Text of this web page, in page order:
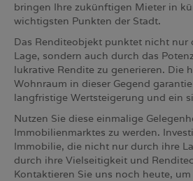
bringen Ihre zukünftigen Mieter in
wichtigsten Punkten der Stadt.
Das Renditeobjekt punktet nicht nur
Lage, sondern auch durch das
lukrative Rendite zu generieren. Die
Wohnraum in dieser Gegend
langfristige Wertsteigerung und ein
Nutzen Sie diese einmalige
Immobilienmarktes zu werden.
Immobilie, die nicht nur durch ihre
durch ihre Vielseitigkeit und
Kontaktieren Sie uns noch heute,